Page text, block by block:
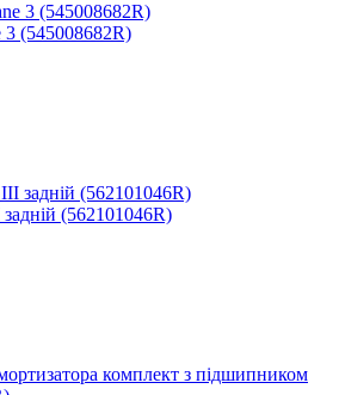
3 (545008682R)
(562101046R)